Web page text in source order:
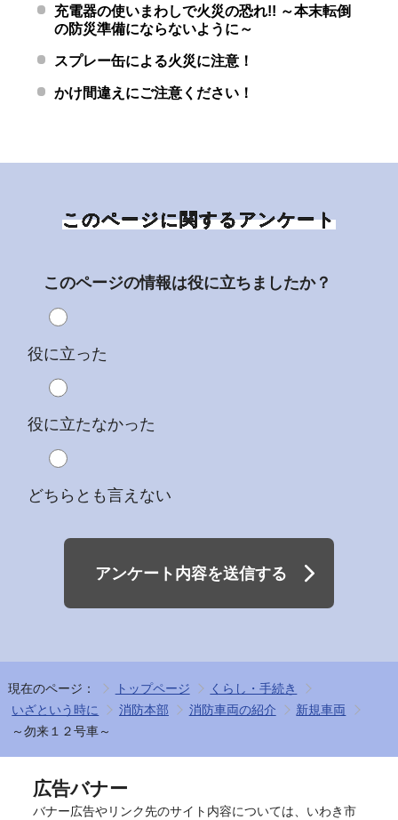
充電器の使いまわしで火災の恐れ!! ～本末転倒
の防災準備にならないように～
スプレー缶による火災に注意！
かけ間違えにご注意ください！
このページに関するアンケート
このページの情報は役に立ちましたか？
役に立った
役に立たなかった
どちらとも言えない
アンケート内容を送信する
現在のページ： トップページ
くらし・手続き
いざという時に
消防本部 消防車両の紹介
新規車両
～勿来１２号車～
広告バナー
バナー広告やリンク先のサイト内容については、いわき市